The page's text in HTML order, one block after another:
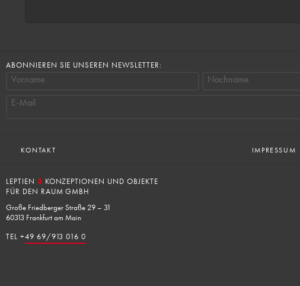
ABONNIEREN SIE UNSEREN NEWSLETTER:
Vorname
Nachname
E-Mail
KONTAKT IMPRESSUM
LEPTIEN 3 KONZEPTIONEN UND OBJEKTE
FÜR DEN RAUM GMBH
Große Friedberger Straße 29 – 31
60313 Frankfurt am Main
TEL +49 69/913 016 0